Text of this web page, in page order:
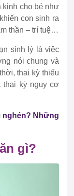
kinh cho bé như
con sinh ra
thần – trí tuệ…
sinh lý là việc
nói chung và
thai kỳ thiếu
thai kỳ nguy cơ
nghén? Những
gì?